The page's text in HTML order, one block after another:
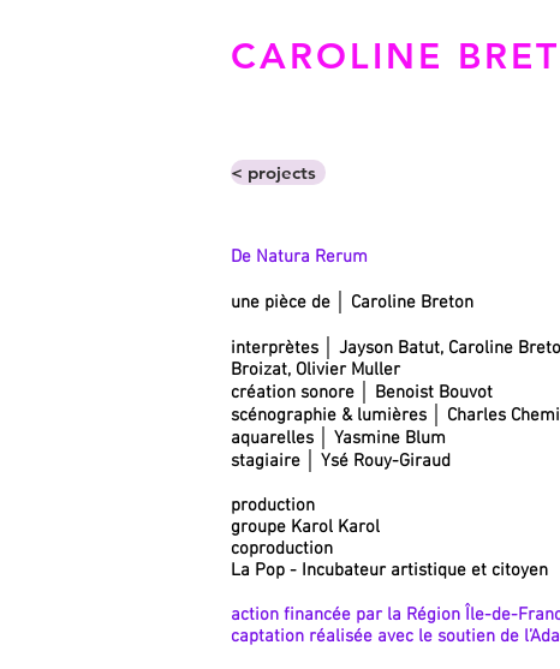
CAROLINE
< projects
De Natura Rerum
une pièce de │ Caroline Breton
interprètes │ Jayson Batut, Caroline
Broizat, Olivier Muller
création sonore │ Benoist Bouvot
scénographie & lumières │ Charles
aquarelles │ Yasmine Blum
stagiaire │ Ysé Rouy-Giraud
production
groupe Karol Karol
coproduction
La Pop - Incubateur artistique et citoyen
action financée par la Région Île-de-
captation réalisée avec le soutien de